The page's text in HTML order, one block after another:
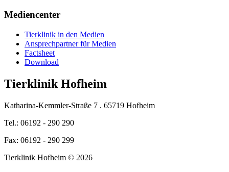
Mediencenter
Tierklinik in den Medien
Ansprechpartner für Medien
Factsheet
Download
Tierklinik Hofheim
Katharina-Kemmler-Straße 7 . 65719 Hofheim
Tel.: 06192 - 290 290
Fax: 06192 - 290 299
Tierklinik Hofheim © 2026